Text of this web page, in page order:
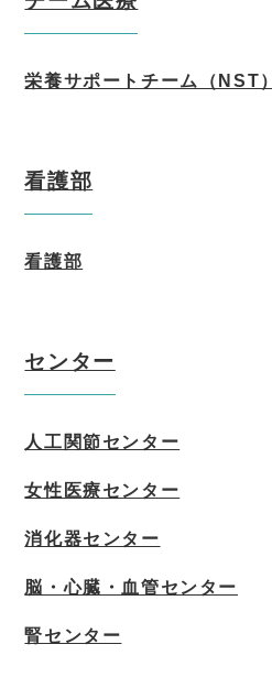
栄養サポートチーム（NST）
看護部
看護部
センター
人工関節センター
女性医療センター
消化器センター
脳・心臓・血管センター
腎センター